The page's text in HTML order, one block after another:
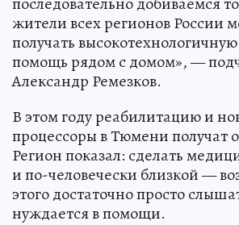
жители всех регионов России
получать
помощь рядом с домом», —
Александр Ремезков.
В этом году реабилитацию и
процессоры в Тюмени получат
Регион показал: сделать
и по-человечески близкой —
этого достаточно просто
нуждается в помощи.